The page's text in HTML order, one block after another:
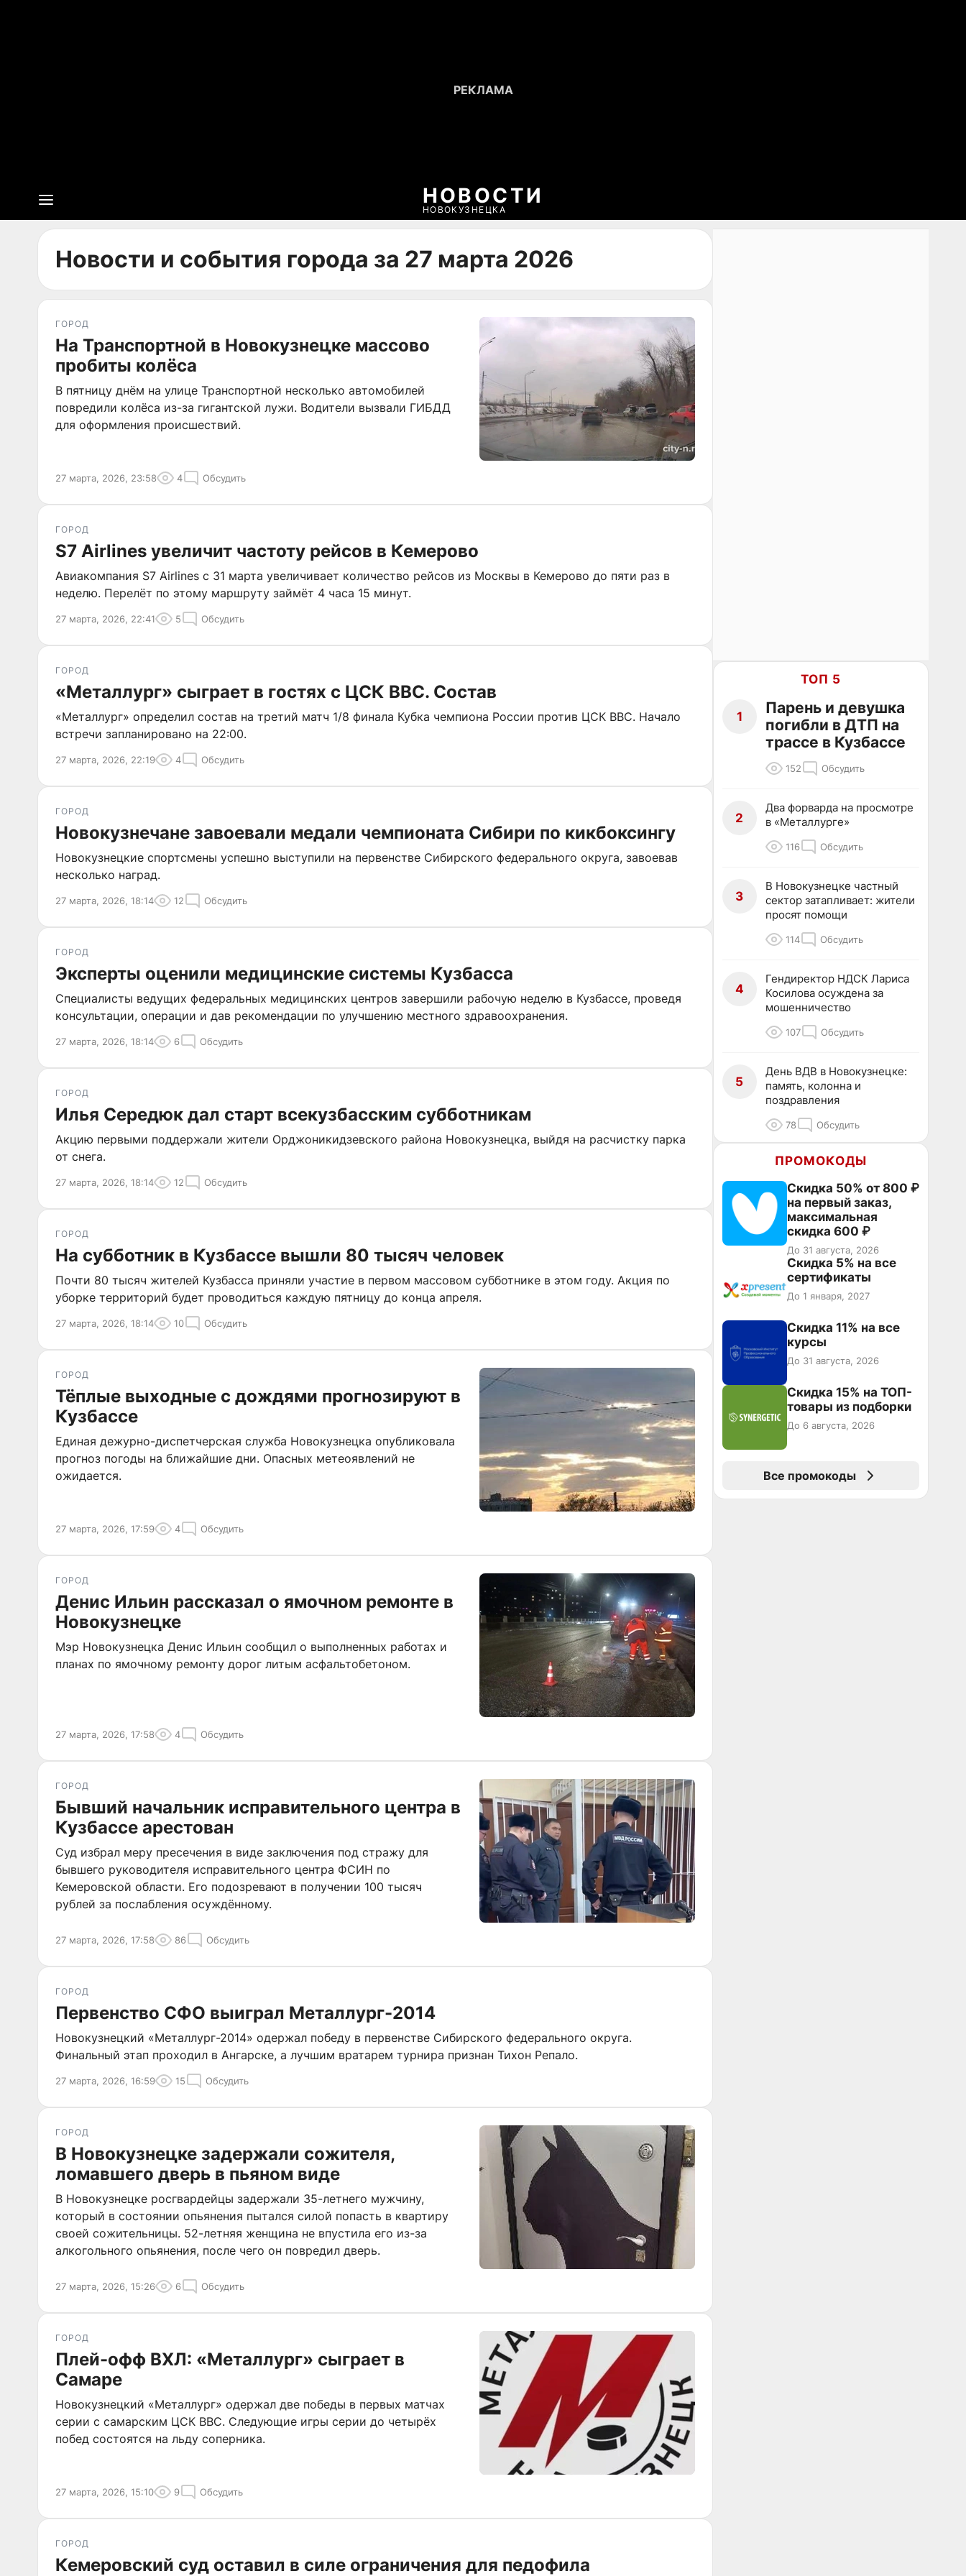
НОВОСТИ
НОВОКУЗНЕЦКА
Новости и события города за 27 марта 2026
ГОРОД
На Транспортной в Новокузнецке массово
пробиты колёса
В пятницу днём на улице Транспортной несколько автомобилей
повредили колёса из-за гигантской лужи. Водители вызвали ГИБДД
для оформления происшествий.
27 марта, 2026, 23:58 4 Обсудить
ГОРОД
S7 Airlines увеличит частоту рейсов в Кемерово
Авиакомпания S7 Airlines с 31 марта увеличивает количество рейсов из Москвы в Кемерово до пяти раз в
неделю. Перелёт по этому маршруту займёт 4 часа 15 минут.
27 марта, 2026, 22:41 5 Обсудить
ГОРОД
«Металлург» сыграет в гостях с ЦСК ВВС. Состав
«Металлург» определил состав на третий матч 1/8 финала Кубка чемпиона России против ЦСК ВВС. Начало
встречи запланировано на 22:00.
27 марта, 2026, 22:19 4 Обсудить
ГОРОД
Новокузнечане завоевали медали чемпионата Сибири по кикбоксингу
Новокузнецкие спортсмены успешно выступили на первенстве Сибирского федерального округа, завоевав
несколько наград.
27 марта, 2026, 18:14 12 Обсудить
ГОРОД
Эксперты оценили медицинские системы Кузбасса
Специалисты ведущих федеральных медицинских центров завершили рабочую неделю в Кузбассе, проведя
консультации, операции и дав рекомендации по улучшению местного здравоохранения.
27 марта, 2026, 18:14 6 Обсудить
ГОРОД
Илья Середюк дал старт всекузбасским субботникам
Акцию первыми поддержали жители Орджоникидзевского района Новокузнецка, выйдя на расчистку парка
от снега.
27 марта, 2026, 18:14 12 Обсудить
ГОРОД
На субботник в Кузбассе вышли 80 тысяч человек
Почти 80 тысяч жителей Кузбасса приняли участие в первом массовом субботнике в этом году. Акция по
уборке территорий будет проводиться каждую пятницу до конца апреля.
27 марта, 2026, 18:14 10 Обсудить
ГОРОД
Тёплые выходные с дождями прогнозируют в
Кузбассе
Единая дежурно-диспетчерская служба Новокузнецка опубликовала
прогноз погоды на ближайшие дни. Опасных метеоявлений не
ожидается.
27 марта, 2026, 17:59 4 Обсудить
ГОРОД
Денис Ильин рассказал о ямочном ремонте в
Новокузнецке
Мэр Новокузнецка Денис Ильин сообщил о выполненных работах и
планах по ямочному ремонту дорог литым асфальтобетоном.
27 марта, 2026, 17:58 4 Обсудить
ГОРОД
Бывший начальник исправительного центра в
Кузбассе арестован
Суд избрал меру пресечения в виде заключения под стражу для
бывшего руководителя исправительного центра ФСИН по
Кемеровской области. Его подозревают в получении 100 тысяч
рублей за послабления осуждённому.
27 марта, 2026, 17:58 86 Обсудить
ГОРОД
Первенство СФО выиграл Металлург-2014
Новокузнецкий «Металлург-2014» одержал победу в первенстве Сибирского федерального округа.
Финальный этап проходил в Ангарске, а лучшим вратарем турнира признан Тихон Репало.
27 марта, 2026, 16:59 15 Обсудить
ГОРОД
В Новокузнецке задержали сожителя,
ломавшего дверь в пьяном виде
В Новокузнецке росгвардейцы задержали 35-летнего мужчину,
который в состоянии опьянения пытался силой попасть в квартиру
своей сожительницы. 52-летняя женщина не впустила его из-за
алкогольного опьянения, после чего он повредил дверь.
27 марта, 2026, 15:26 6 Обсудить
ГОРОД
Плей-офф ВХЛ: «Металлург» сыграет в
Самаре
Новокузнецкий «Металлург» одержал две победы в первых матчах
серии с самарским ЦСК ВВС. Следующие игры серии до четырёх
побед состоятся на льду соперника.
27 марта, 2026, 15:10 9 Обсудить
ГОРОД
Кемеровский суд оставил в силе ограничения для педофила
ТОП 5
1
Парень и девушка
погибли в ДТП на
трассе в Кузбассе
152 Обсудить
2
Два форварда на просмотре
в «Металлурге»
116 Обсудить
3
В Новокузнецке частный
сектор затапливает: жители
просят помощи
114 Обсудить
4
Гендиректор НДСК Лариса
Косилова осуждена за
мошенничество
107 Обсудить
5
День ВДВ в Новокузнецке:
память, колонна и
поздравления
78 Обсудить
ПРОМОКОДЫ
Скидка 50% от 800 ₽
на первый заказ,
максимальная
скидка 600 ₽
До 31 августа, 2026
Скидка 5% на все
сертификаты
До 1 января, 2027
Скидка 11% на все
курсы
До 31 августа, 2026
Скидка 15% на ТОП-
товары из подборки
До 6 августа, 2026
Все промокоды